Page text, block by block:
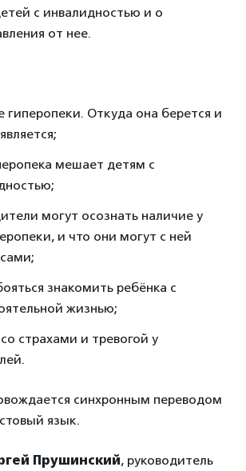
с инвалидностью и о
от нее.
гиперопеки. Откуда она берется и
мешает детям с
могут осознать наличие у
и что они могут с ней
знакомить ребёнка с
жизнью;
страхами и тревогой у
синхронным переводом
язык.
Прушинский, руководитель